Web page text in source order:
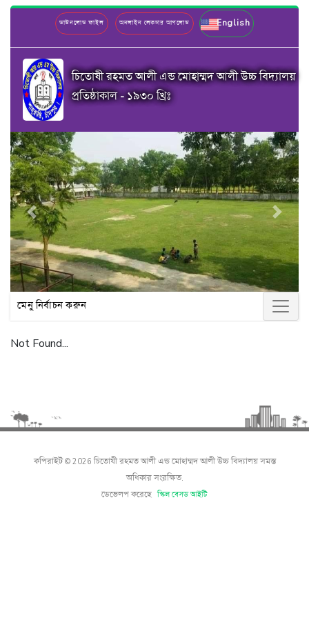
ডাউনলোড ফাইল অনলাইন লেকচার আপলোড English
চিতোষী রহমত আলী এন্ড মোহাম্মদ আলী উচ্চ বিদ্যালয়
প্রতিষ্ঠাকাল - ১৯৩০ খ্রিঃ
Previous Next
মেনু নির্বাচন করুন
Not Found...
কপিরাইট © 2026 চিতোষী রহমত আলী এন্ড মোহাম্মদ আলী উচ্চ বিদ্যালয় সমস্ত
অধিকার সংরক্ষিত.
ডেভেলপ করেছে স্কিল বেসড আইটি